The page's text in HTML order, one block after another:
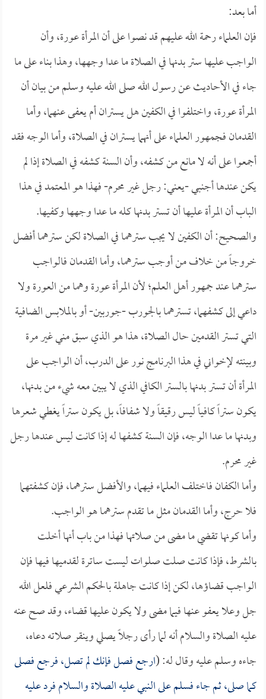
أما بعد:
فإن العلماء رحمة الله عليهم قد نصوا على أن المرأة عورة، وأن
الواجب عليها ستر بدنها في الصلاة ما عدا وجهها، وهذا بناء على ما
جاء في الأحاديث عن رسول الله صلى الله عليه وسلم من بيان أن
المرأة عورة، واختلفوا في الكفين هل يستران أم يعفى عنهما، وأما
القدمان فجمهور العلماء على أنهما يستران في الصلاة، وأما الوجه فقد
أجمعوا على أنه لا مانع من كشفه، وأن السنة كشفه في الصلاة إذا لم
يكن عندها أجنبي -يعني: رجل غير محرم- فهذا هو المعتمد في هذا
الباب أن المرأة عليها أن تستر بدنها كله ما عدا وجهها وكفيها.
والصحيح: أن الكفين لا يجب سترهما في الصلاة لكن سترهما أفضل
خروجاً من خلاف من أوجب سترهما، وأما القدمان فالواجب
سترهما عند جمهور أهل العلم؛ لأن المرأة عورة وهما من العورة ولا
داعي إلى كشفهما، تسترهما بالجورب -جوربين- أو بالملابس الضافية
التي تستر القدمين حال الصلاة، هذا هو الذي سبق مني غير مرة
وبينته لإخواني في هذا البرنامج نور على الدرب، أن الواجب على
المرأة أن تستر بدنها بالستر الكافي الذي لا يبين معه شيء من بدنها،
يكون ستراً كافياً ليس رقيقاً ولا شفافاً، بل يكون ستراً يغطي شعرها
وبدنها ما عدا الوجه، فإن السنة كشفها له إذا كانت ليس عندها رجل
غير محرم.
وأما الكفان فاختلف العلماء فيهما، والأفضل سترهما، فإن كشفتهما
فلا حرج، وأما القدمان مثل ما تقدم سترهما هو الواجب.
وأما كونها تقضي ما مضى من صلاتها فهذا من باب أنها أخلت
بالشرط، فإذا كانت صلت صلوات ليست ساترة لقدميها فيها فإن
الواجب قضاؤها، لكن إذا كانت جاهلة بالحكم الشرعي فلعل الله
جل وعلا يعفو عنها فيما مضى ولا يكون عليها قضاء، وقد صح عنه
عليه الصلاة والسلام أنه لما رأى رجلاً يصلي وينقر صلاته دعاه،
جاءه وسلم عليه وقال له: (ارجع فصل فإنك لم تصل، فرجع فصلى
كما صلى، ثم جاء فسلم على النبي عليه الصلاة والسلام فرد عليه